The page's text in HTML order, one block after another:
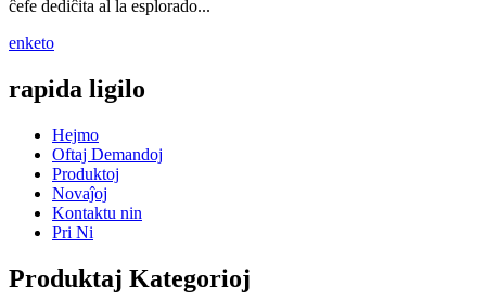
ĉefe dediĉita al la esplorado...
enketo
rapida ligilo
Hejmo
Oftaj Demandoj
Produktoj
Novaĵoj
Kontaktu nin
Pri Ni
Produktaj Kategorioj